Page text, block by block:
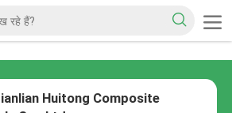
Huitong Composite